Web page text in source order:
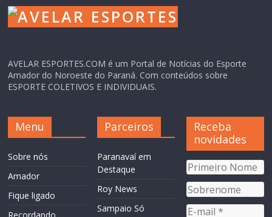
AVELAR ESPORTES.COM é um Portal de Notícias do Esporte
Amador do Noroeste do Paraná. Com conteúdos sobre
ESPORTE COLETIVOS E INDIVIDUAIS.
Menu
Sobre nós
Amador
Fique ligado
Parceiros
Paranavaí em
Destaque
Roy News
Sampaio Só
Receba
novidades